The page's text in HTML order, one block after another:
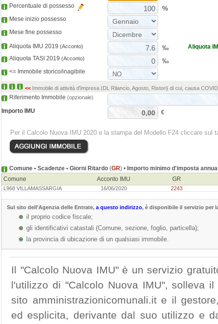
Percentuale di possesso %
Mese inizio possesso
Mese fine possesso
Aliquota IMU 2019 (Acconto) ‰
Aliquota
Aliquota TASI 2019 (Acconto) ‰
<= Immobile storico/inagibile
<<Immobile di attività d'impresa (DL Rilancio, Agosto, Ristori) di cui, causa
Riferimento Immobile (opzionale)
Importo IMU €
Per il Calcolo Nuova IMU 2020 e la stampa del Modello F24 cliccare sul
Comune • Scadenze • Giorni Ritardo (GR) • Importo minimo d'imposta annua
Comune
Acconto IMU GR
L968 VILLAMASSARGIA 16/06/2020 2243
Sul sito dell’Agenzia delle Entrate, a questo indirizzo, è disponibile il servizio per
il proprio codice fiscale;
gli identificativi catastali (Comune, sezione, foglio, particella);
la provincia di ubicazione di un qualsiasi immobile.
Il "Calcolo Nuova IMU" è un servizio
l'utilizzo di "Calcolo Nuova IMU", solleva
sito amministrazionicomunali.it e il
ed esplicita, derivante dal suo utilizzo e